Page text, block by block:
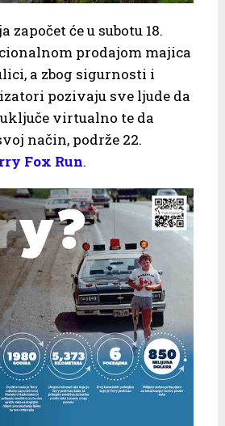
započet će u subotu 18.
prodajom majica
a zbog sigurnosti i
pozivaju sve ljude da
virtualno te da
način, podrže 22.
Fox Run.